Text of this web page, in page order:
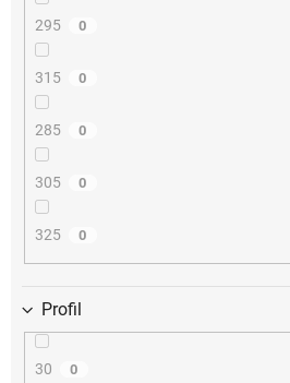
295 0
315 0
285 0
305 0
325 0
Profil
30 0